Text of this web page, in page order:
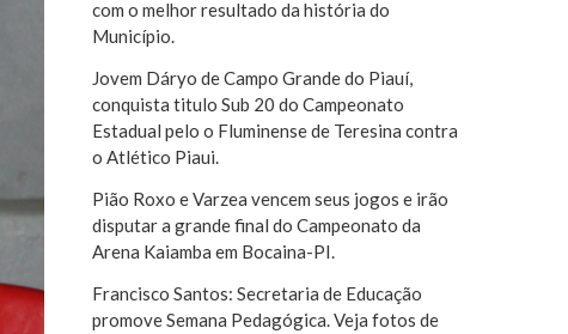
com o melhor resultado da história do
Município.
Jovem Dáryo de Campo Grande do Piauí,
conquista titulo Sub 20 do Campeonato
Estadual pelo o Fluminense de Teresina contra
o Atlético Piaui.
Pião Roxo e Varzea vencem seus jogos e irão
disputar a grande final do Campeonato da
Arena Kaiamba em Bocaina-PI.
Francisco Santos: Secretaria de Educação
promove Semana Pedagógica. Veja fotos de